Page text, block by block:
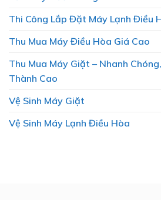
Thi Công Lắp Đặt Máy Lạnh Điều
Thu Mua Máy Điều Hòa Giá Cao
Thu Mua Máy Giặt – Nhanh
Thành Cao
Vệ Sinh Máy Giặt
Vệ Sinh Máy Lạnh Điều Hòa